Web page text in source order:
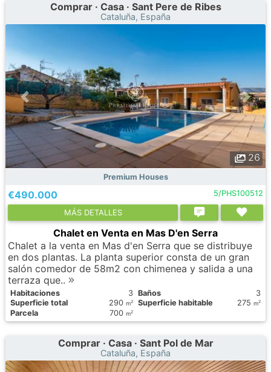
Comprar · Casa · Sant Pere de Ribes
Cataluña, España
26
Premium Houses
€490.000 5/PHS100512
МÁS DETALLES
Chalet en Venta en Mas D'en Serra
Chalet a la venta en Mas d'en Serra que se distribuye
en dos plantas. La planta superior consta de un gran
salón comedor de 58m2 con chimenea y salida a una
terraza que..
Habitaciones 3 Baños
3
Superficie total
290 m2 Superficie habitable 275 m2
Parcela 700 m2
Comprar · Casa · Sant Pol de Mar
Cataluña, España